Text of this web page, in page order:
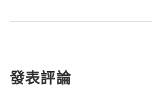
發表評論